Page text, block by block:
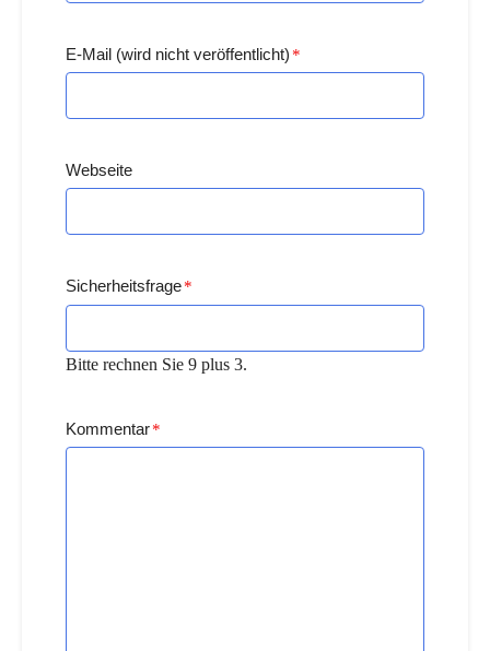
E-Mail (wird nicht veröffentlicht) *
Webseite
Sicherheitsfrage*
Bitte rechnen Sie 9 plus 3.
Kommentar*